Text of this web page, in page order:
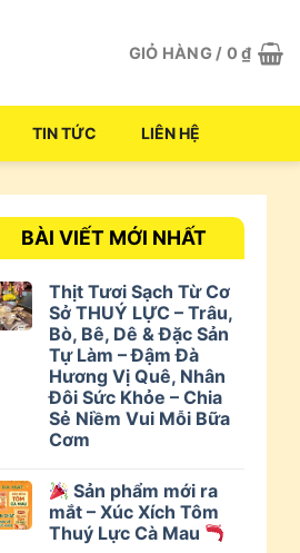
GIỎ HÀNG / 0₫
TIN TỨC LIÊN HỆ
BÀI VIẾT MỚI NHẤT
Thịt Tươi Sạch Từ Cơ
Sở THUÝ LỰC – Trâu,
Bò, Bê, Dê & Đặc Sản
Tự Làm – Đậm Đà
Hương Vị Quê, Nhân
Đôi Sức Khỏe – Chia
Sẻ Niềm Vui Mỗi Bữa
Cơm
Sản phẩm mới ra
mắt – Xúc Xích Tôm
Thuý Lực Cà Mau